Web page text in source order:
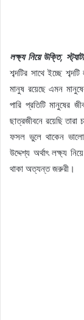
লক্ষ্য নিয়ে উক্তি,
শব্দটির সাথে ইচ্ছে
মানুষ রয়েছে এমন
পারি প্রতিটি মানুষের
ছাত্রজীবনে রয়েছি
ফসল ভুলে থাকেন
উদ্দেশ্য অর্থাৎ লক্ষ্য
থাকা অত্যন্ত জরুরী।